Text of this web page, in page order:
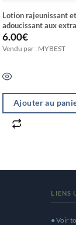
Lotion rajeunissant et
adoucissant aux
plantes naturelles
6.00€
Vendu par : MYBEST
Ajouter au
LIENS
● Voir